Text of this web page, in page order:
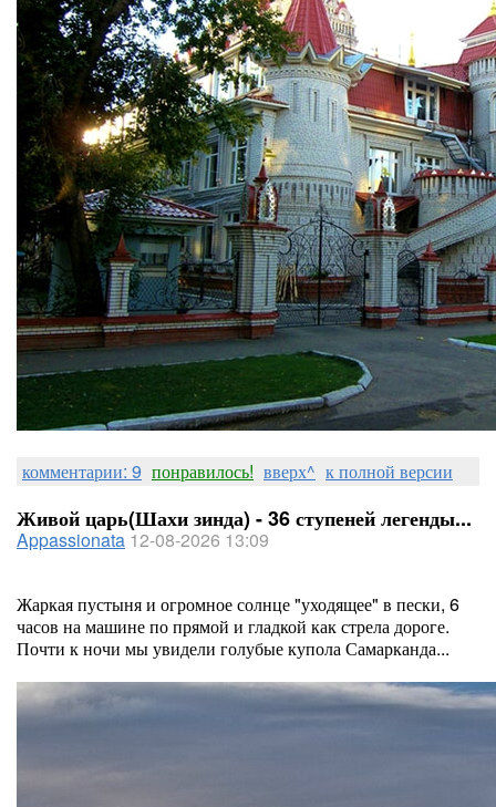
комментарии: 9 понравилось! вверх^ к полной версии
Живой царь(Шахи зинда) - 36 ступеней легенды...
Appassionata 12-08-2026 13:09
Жаркая пустыня и огромное солнце "уходящее" в пески, 6
часов на машине по прямой и гладкой как стрела дороге.
Почти к ночи мы увидели голубые купола Самарканда...